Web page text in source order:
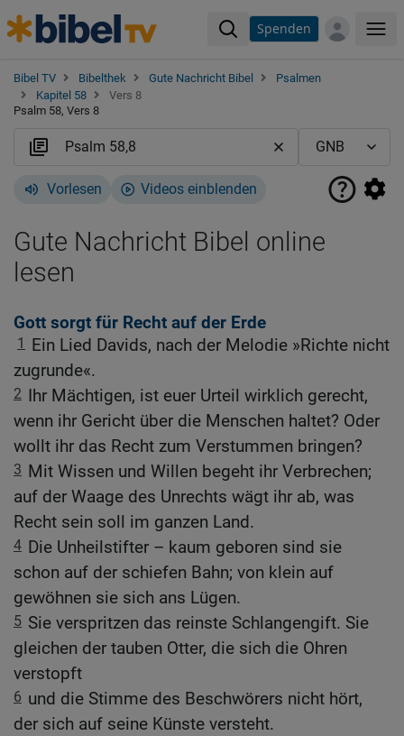
Spenden
Bibel TV Bibelthek Gute Nachricht Bibel
Psalmen
Kapitel 58
Vers 8
Psalm 58, Vers 8
Vorlesen Videos einblenden
Gute Nachricht Bibel online
lesen
Gott sorgt für Recht auf der Erde
1
Ein Lied Davids, nach der Melodie »Richte nicht
zugrunde«.
2 Ihr Mächtigen, ist euer Urteil wirklich gerecht,
wenn ihr Gericht über die Menschen haltet? Oder
wollt ihr das Recht zum Verstummen bringen?
3 Mit Wissen und Willen begeht ihr Verbrechen;
auf der Waage des Unrechts wägt ihr ab, was
Recht sein soll im ganzen Land.
4 Die Unheilstifter – kaum geboren sind sie
schon auf der schiefen Bahn; von klein auf
gewöhnen sie sich ans Lügen.
5 Sie verspritzen das reinste Schlangengift. Sie
gleichen der tauben Otter, die sich die Ohren
verstopft
6 und die Stimme des Beschwörers nicht hört,
der sich auf seine Künste versteht.